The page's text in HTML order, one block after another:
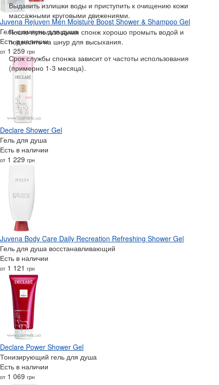
Выдавить излишки воды и приступить к очищению кожи
массажными круговыми движениями.
После использования спонж хорошо промыть водой и
подвесить на шнур для высыхания.
Срок службы спонжа зависит от частоты использования
(примерно 1-3 месяца).
Juvena Rejuven Men Moisture Boost Shower & Shampoo Gel
Гель-шампунь для душа
Есть в наличии
от 1 259 грн
Declare Shower Gel
Гель для душа
Есть в наличии
от 1 229 грн
Juvena Body Care Daily Recreation Refreshing Shower Gel
Гель для душа восстанавливающий
Есть в наличии
от 1 121 грн
Declare Power Shower Gel
Тонизирующий гель для душа
Есть в наличии
от 1 069 грн